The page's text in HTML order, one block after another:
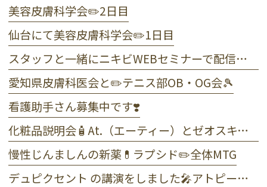
美容皮膚科学会✏️2日目
仙台にて美容皮膚科学会✏️1日目
スタッフと一緒にニキビWEBセミナーで配信しました☺️
愛知県皮膚科医会と✏️テニス部OB・OG会🎾
看護助手さん募集中です❣️
化粧品説明会🧴At.（エーティー）とゼオスキンヘルス
慢性じんましんの新薬💊ラプシド✏️全体MTG
デュピクセント の講演をしました🎤アトピー性皮膚炎